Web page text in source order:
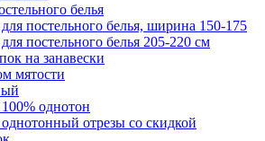
белья
постельного белья, ширина 150-175
постельного белья 205-220 см
на занавески
мятости
однотон
отрезы со скидкой